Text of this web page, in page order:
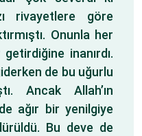
rivayetlere göre
Onunla her
inanırdı.
de bu uğurlu
Ancak Allah’ın
ağır bir yenilgiye
Bu deve de